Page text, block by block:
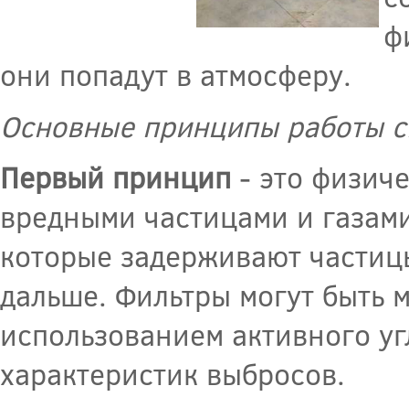
они попадут в атмосферу.
Основные принципы работы
Первый принцип - это
вредными частицами и
которые задерживают
дальше. Фильтры могут быть
использованием активного
характеристик выбросов.